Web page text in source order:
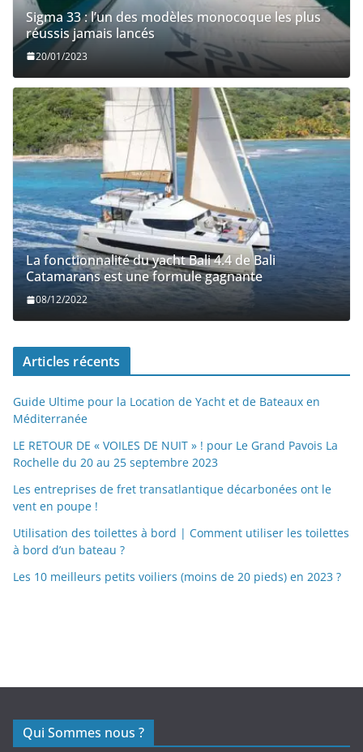
Sigma 33 : l’un des modèles monocoque les plus
réussis jamais lancés
20/01/2023
La fonctionnalité du yacht Bali 4.4 de Bali
Catamarans est une formule gagnante
08/12/2022
Articles récents
Guide Ultime pour la Location de Yacht et de Bateaux en
Méditerranée
LE RETOUR DE « VOILES DE NUIT » ! pour Le Grand Pavois La
Rochelle du 20 au 25 septembre 2023
Les entreprises de fret transatlantique décarbonées ont le
vent en poupe !
Utilisation des toilettes à bord | Comment utiliser les toilettes
à bord d’un bateau ?
Les 10 meilleurs petits voiliers (moins de 20 pieds) en 2023 ?
Qui Sommes nous ?